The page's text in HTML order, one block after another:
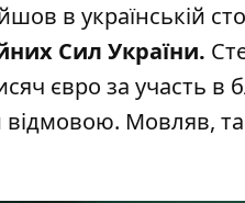
в українській
Сил України.
євро за участь
відмовою. Мовляв,